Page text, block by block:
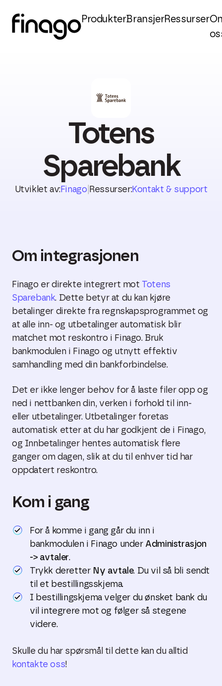
ProdukterBransjerRessurser
Totens
Sparebank
Utviklet av:Finago Ressurser:Kontakt & support
Om integrasjonen
Finago er direkte integrert mot Totens
Sparebank. Dette betyr at du kan kjøre
betalinger direkte fra regnskapsprogrammet og
at alle inn- og utbetalinger automatisk blir
matchet mot reskontro i Finago. Bruk
bankmodulen i Finago og utnytt effektiv
samhandling med din bankforbindelse.
Det er ikke lenger behov for å laste filer opp og
ned i nettbanken din, verken i forhold til inn-
eller utbetalinger. Utbetalinger foretas
automatisk etter at du har godkjent de i Finago,
og Innbetalinger hentes automatisk flere
ganger om dagen, slik at du til enhver tid har
oppdatert reskontro.
Kom i gang
For å komme i gang går du inn i
bankmodulen i Finago under Administrasjon
-> avtaler.
Trykk deretter Ny avtale. Du vil så bli sendt
til et bestillingsskjema.
I bestillingskjema velger du ønsket bank du
vil integrere mot og følger så stegene
videre.
Skulle du har spørsmål til dette kan du alltid
kontakte oss!